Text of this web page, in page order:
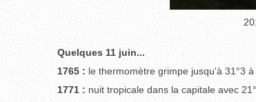
Quelques 11 juin...
1765 : le thermomètre grimpe jusqu'à 31°3 à
1771 : nuit tropicale dans la capitale avec